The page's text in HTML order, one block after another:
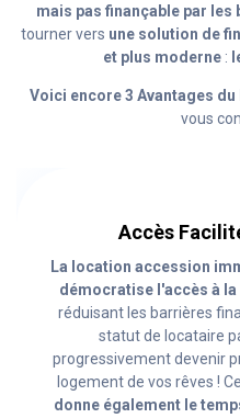
mais pas finançable par les
tourner vers une solution de
et plus moderne :
Voici encore 3 Avantages
vous
Accès
La location accession
démocratise l'accès à
réduisant les barrières
statut de locataire
progressivement devenir
logement de vos rêves !
donne également le